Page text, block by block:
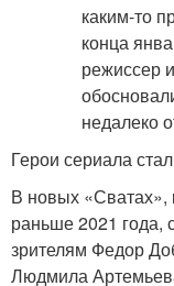
Герои сериала
В новых «Сватах»,
раньше 2021 года,
зрителям Федор
Людмила